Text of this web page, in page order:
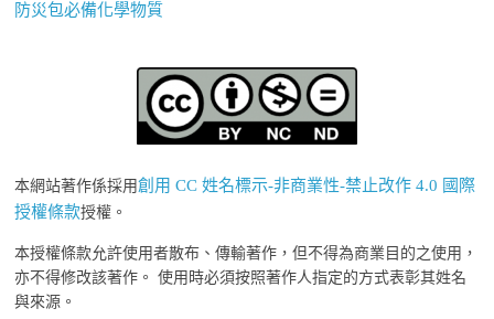
防災包必備化學物質
本網站著作係採用創用 CC 姓名標示-非商業性-禁止改作 4.0 國際
授權條款授權。
本授權條款允許使用者散布、傳輸著作，但不得為商業目的之使用，
亦不得修改該著作。 使用時必須按照著作人指定的方式表彰其姓名
與來源。